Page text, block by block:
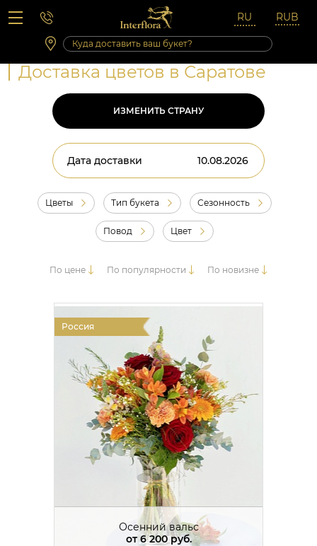
Вопросы-ответы
Сб 10:00 ‐ 14:00
Выходные и праздничные дни
Доставка цветов в Саратове
ИЗМЕНИТЬ СТРАНУ
Дата доставки
Цветы Тип букета Сезонность
Повод Цвет
По цене По популярности По новизне
Россия
Осенний вальс
от6 200 руб.